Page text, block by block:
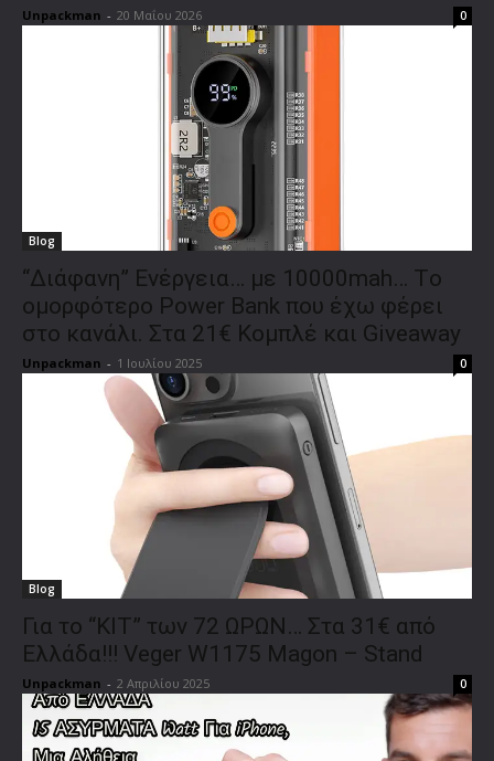
Unpackman - 20 Μαΐου 2026 0
Blog
“Διάφανη” Ενέργεια… με 10000mah… Tο
ομορφότερο Power Bank που έχω φέρει
στο κανάλι. Στα 21€ Κομπλέ και Giveaway
Unpackman - 1 Ιουλίου 2025 0
Blog
Για το “ΚΙΤ” των 72 ΩΡΩΝ… Στα 31€ από
Ελλάδα!!! Veger W1175 Magon – Stand
Unpackman - 2 Απριλίου 2025 0